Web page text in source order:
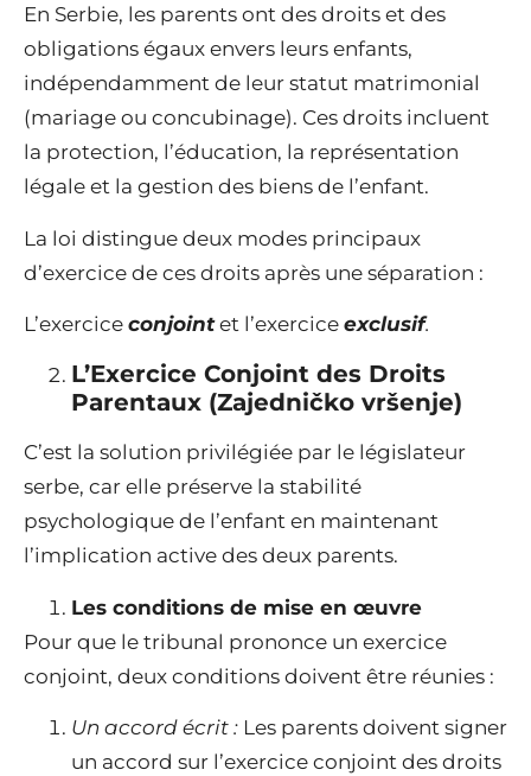
En Serbie, les parents ont des droits et des
obligations égaux envers leurs enfants,
indépendamment de leur statut matrimonial
(mariage ou concubinage). Ces droits incluent
la protection, l’éducation, la représentation
légale et la gestion des biens de l’enfant.
La loi distingue deux modes principaux
d’exercice de ces droits après une séparation :
L’exercice conjointet l’exercice exclusif.
L’Exercice Conjoint des Droits
Parentaux (Zajedničko vršenje)
C’est la solution privilégiée par le législateur
serbe, car elle préserve la stabilité
psychologique de l’enfant en maintenant
l’implication active des deux parents.
Les conditions de mise en œuvre
Pour que le tribunal prononce un exercice
conjoint, deux conditions doivent être réunies :
Un accord écrit : Les parents doivent signer
un accord sur l’exercice conjoint des droits